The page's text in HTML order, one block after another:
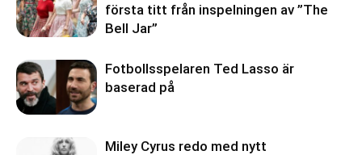
första titt från inspelningen av ”The
Bell Jar”
Fotbollsspelaren Ted Lasso är
baserad på
Miley Cyrus redo med nytt